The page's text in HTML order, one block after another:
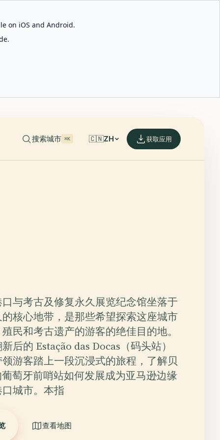
on iOS and Android.
搜索城市 ⌘K 🇨🇳ZH 获取应用
与考古及修复永久展览纪念馆坐落于
核心地带，是那些希望探索这座城市
民和考古遗产的游客的绝佳目的地。
后的 Estação das Docas（码头站）
游客踏上一段沉浸式的旅程，了解贝
萄牙前哨站如何发展成为亚马逊边缘
城市。本指
查看地图